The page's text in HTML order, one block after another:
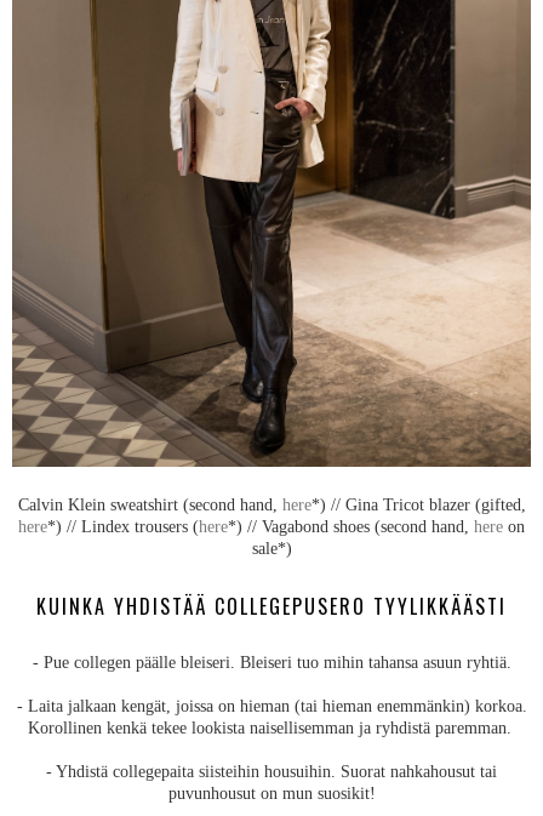
Calvin Klein sweatshirt (second hand, here*) // Gina Tricot blazer (gifted,
here*) // Lindex trousers (here*) // Vagabond shoes (second hand, here on
sale*)
KUINKA YHDISTÄÄ COLLEGEPUSERO TYYLIKKÄÄSTI
- Pue collegen päälle bleiseri. Bleiseri tuo mihin tahansa asuun ryhtiä.
- Laita jalkaan kengät, joissa on hieman (tai hieman enemmänkin) korkoa.
Korollinen kenkä tekee lookista naisellisemman ja ryhdistä paremman.
- Yhdistä collegepaita siisteihin housuihin. Suorat nahkahousut tai
puvunhousut on mun suosikit!